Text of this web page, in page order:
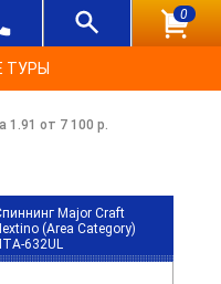
0
ТУРЫ
1.91 от 7 100 р.
Major Craft
(Area Category)
632UL